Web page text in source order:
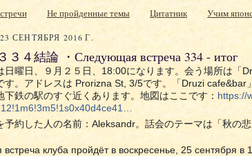
Не пройденные темы Цитатник Учим
СЕНТЯБРЯ 2016 Г.
３４結論 ・Следующая встреча 334 - итог
日曜日、９月２５日、18:00になります。会う場所は「
す。アドレスは Prorizna St, 3/5です。「Druzi cafe&bar
下鉄の駅のすぐ近くあります。地図はここです： https://
予約した人の名前：Aleksandr。話会のテーマは「秋の
клуба пройдёт в воскресенье, 25 сентября в